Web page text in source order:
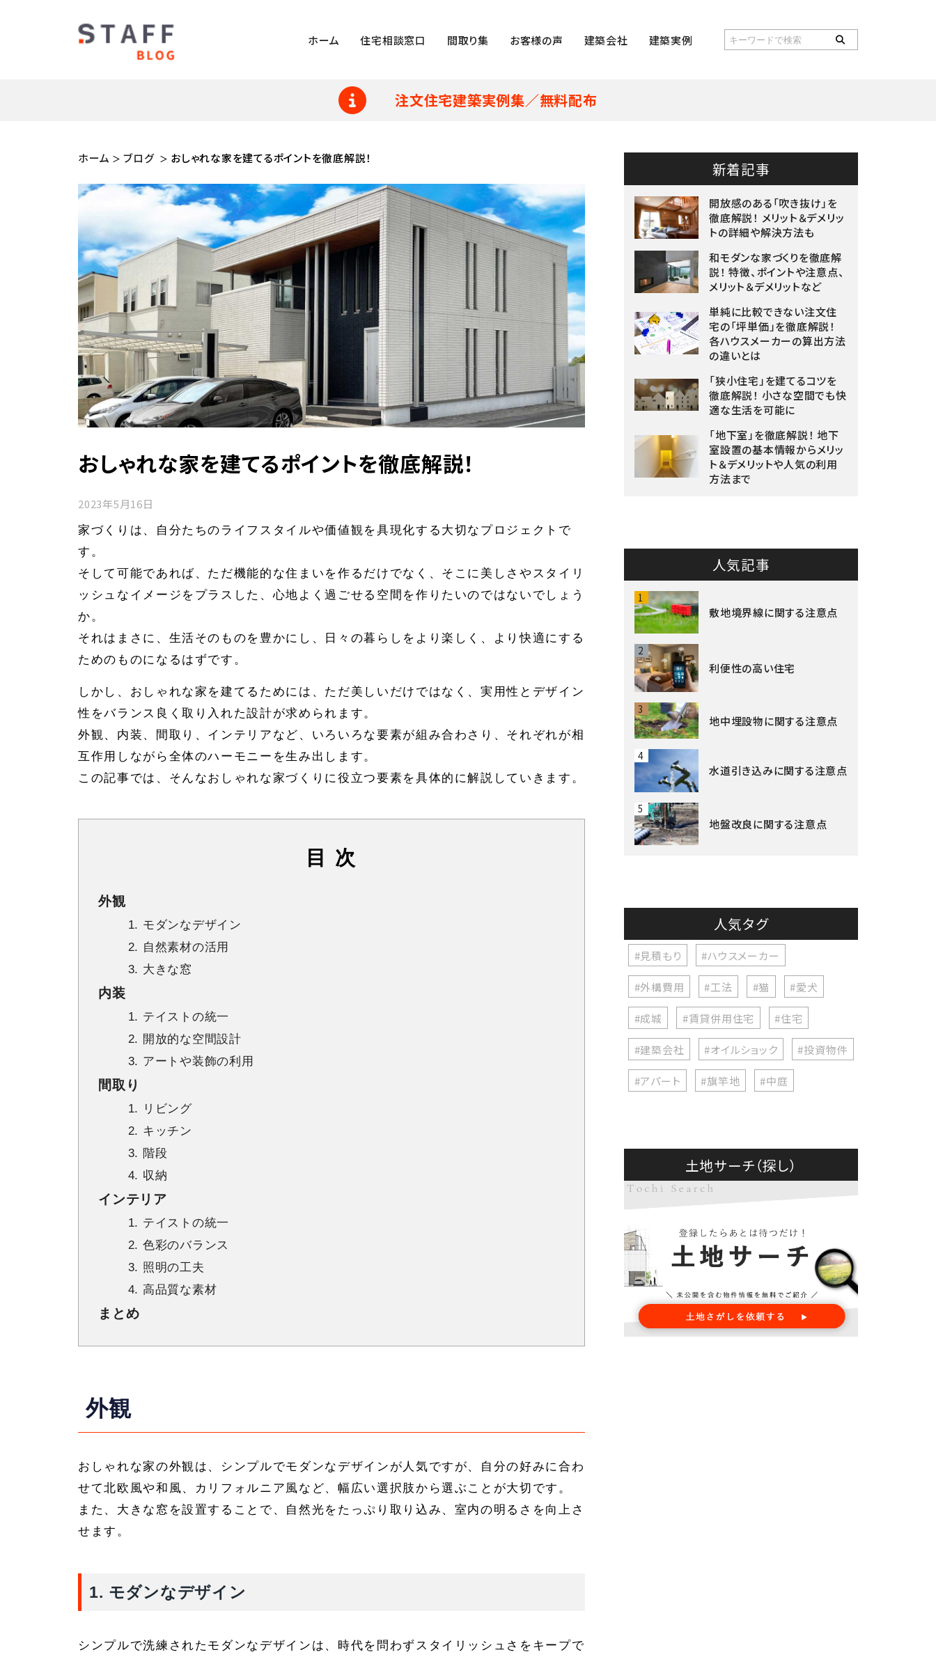
ホーム 住宅相談窓口 間取り集 お客様の声 建築会社 建築実例
注文住宅建築実例集／無料配布
ホーム ブログ おしゃれな家を建てるポイントを徹底解説！
おしゃれな家を建てるポイントを徹底解説！
2023年5月16日
家づくりは、自分たちのライフスタイルや価値観を具現化する大切なプロジェクトで
す。
そして可能であれば、ただ機能的な住まいを作るだけでなく、そこに美しさやスタイリ
ッシュなイメージをプラスした、心地よく過ごせる空間を作りたいのではないでしょう
か。
それはまさに、生活そのものを豊かにし、日々の暮らしをより楽しく、より快適にする
ためのものになるはずです。
しかし、おしゃれな家を建てるためには、ただ美しいだけではなく、実用性とデザイン
性をバランス良く取り入れた設計が求められます。
外観、内装、間取り、インテリアなど、いろいろな要素が組み合わさり、それぞれが相
互作用しながら全体のハーモニーを生み出します。
この記事では、そんなおしゃれな家づくりに役立つ要素を具体的に解説していきます。
目 次
外観
1. モダンなデザイン
2. 自然素材の活用
3. 大きな窓
内装
1. テイストの統一
2. 開放的な空間設計
3. アートや装飾の利用
間取り
1. リビング
2. キッチン
3. 階段
4. 収納
インテリア
1. テイストの統一
2. 色彩のバランス
3. 照明の工夫
4. 高品質な素材
まとめ
外観
おしゃれな家の外観は、シンプルでモダンなデザインが人気ですが、自分の好みに合わ
せて北欧風や和風、カリフォルニア風など、幅広い選択肢から選ぶことが大切です。
また、大きな窓を設置することで、自然光をたっぷり取り込み、室内の明るさを向上さ
せます。
1. モダンなデザイン
シンプルで洗練されたモダンなデザインは、時代を問わずスタイリッシュさをキープで
新着記事
開放感のある「吹き抜け」を
徹底解説！ メリット＆デメリッ
トの詳細や解決方法も
和モダンな家づくりを徹底解
説！ 特徴、ポイントや注意点、
メリット＆デメリットなど
単純に比較できない注文住
宅の「坪単価」を徹底解説！
各ハウスメーカーの算出方法
の違いとは
「狭小住宅」を建てるコツを
徹底解説！ 小さな空間でも快
適な生活を可能に
「地下室」を徹底解説！ 地下
室設置の基本情報からメリッ
ト＆デメリットや人気の利用
方法まで
人気記事
1
敷地境界線に関する注意点
2
利便性の高い住宅
3
地中埋設物に関する注意点
4
水道引き込みに関する注意点
5
地盤改良に関する注意点
人気タグ
#見積もり #ハウスメーカー
#外構費用 #工法 #猫 #愛犬
#成城 #賃貸併用住宅 #住宅
#建築会社 #オイルショック #投資物件
#アパート #旗竿地 #中庭
土地サーチ（探し）